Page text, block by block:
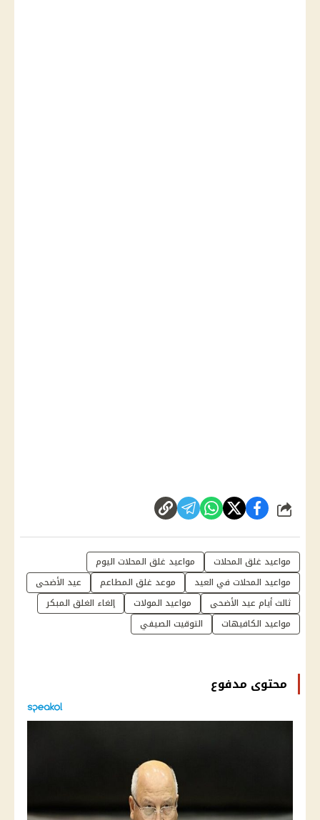
شارك
مواعيد غلق المحلات
مواعيد غلق المحلات اليوم
مواعيد المحلات في العيد
موعد غلق المطاعم
عيد الأضحى
ثالث أيام عيد الأضحى
مواعيد المولات
إلغاء الغلق المبكر
مواعيد الكافيهات
التوقيت الصيفي
محتوى مدفوع